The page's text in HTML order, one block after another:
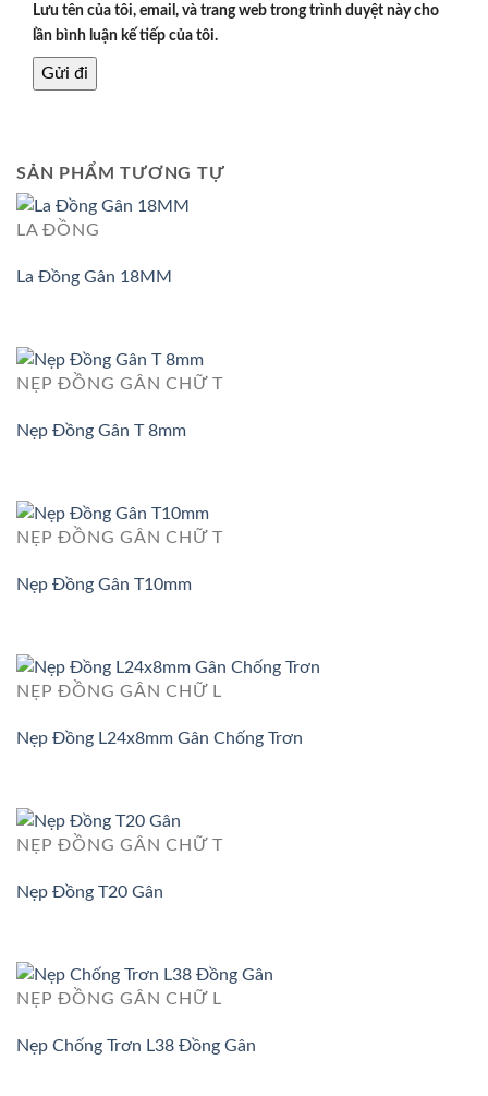
Lưu tên của tôi, email, và trang web trong trình duyệt này cho
lần bình luận kế tiếp của tôi.
SẢN PHẨM TƯƠNG TỰ
LA ĐỒNG
La Đồng Gân 18MM
NẸP ĐỒNG GÂN CHỮ T
Nẹp Đồng Gân T 8mm
NẸP ĐỒNG GÂN CHỮ T
Nẹp Đồng Gân T10mm
NẸP ĐỒNG GÂN CHỮ L
Nẹp Đồng L24x8mm Gân Chống Trơn
NẸP ĐỒNG GÂN CHỮ T
Nẹp Đồng T20 Gân
NẸP ĐỒNG GÂN CHỮ L
Nẹp Chống Trơn L38 Đồng Gân